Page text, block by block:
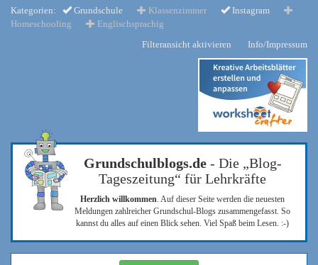
Kategorien: Grundschule Klassenzimmer
Instagram
Homeschooling
Englischsprachig
Filteransicht aktivieren
Info/Impressum
Grundschulblogs.de- Die „Blog-
Tageszeitung“ für Lehrkräfte
Herzlich willkommen. Auf dieser Seite werden die neuesten
Meldungen zahlreicher Grundschul-Blogs zusammengefasst. So
kannst du alles auf einen Blick sehen. Viel Spaß beim Lesen. :-)